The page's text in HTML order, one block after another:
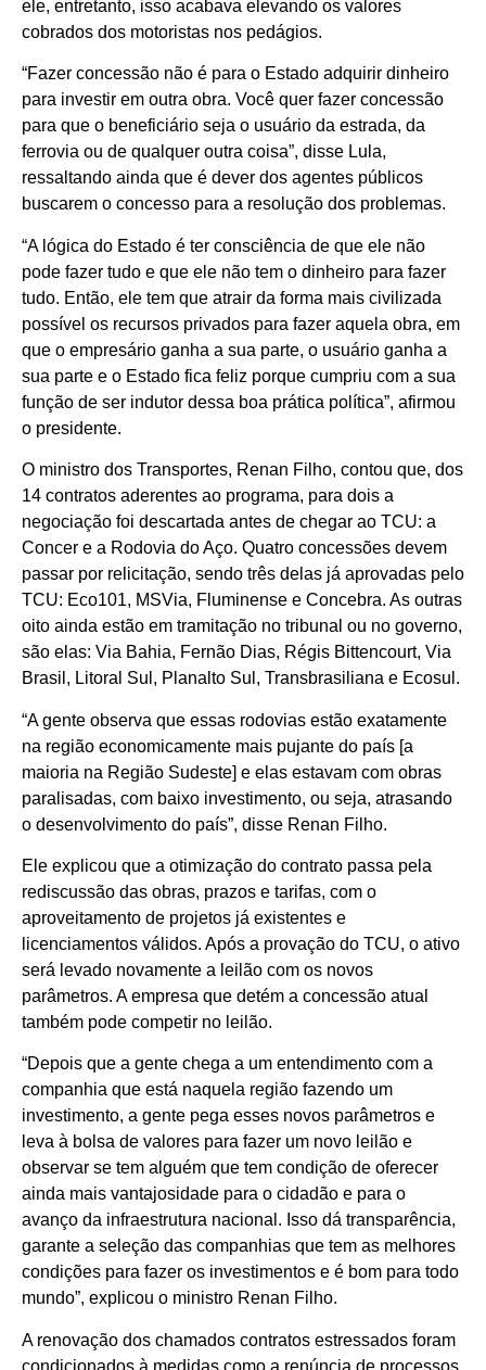
ele, entretanto, isso acabava elevando os valores
cobrados dos motoristas nos pedágios.
“Fazer concessão não é para o Estado adquirir dinheiro
para investir em outra obra. Você quer fazer concessão
para que o beneficiário seja o usuário da estrada, da
ferrovia ou de qualquer outra coisa”, disse Lula,
ressaltando ainda que é dever dos agentes públicos
buscarem o concesso para a resolução dos problemas.
“A lógica do Estado é ter consciência de que ele não
pode fazer tudo e que ele não tem o dinheiro para fazer
tudo. Então, ele tem que atrair da forma mais civilizada
possível os recursos privados para fazer aquela obra, em
que o empresário ganha a sua parte, o usuário ganha a
sua parte e o Estado fica feliz porque cumpriu com a sua
função de ser indutor dessa boa prática política”, afirmou
o presidente.
O ministro dos Transportes, Renan Filho, contou que, dos
14 contratos aderentes ao programa, para dois a
negociação foi descartada antes de chegar ao TCU: a
Concer e a Rodovia do Aço. Quatro concessões devem
passar por relicitação, sendo três delas já aprovadas pelo
TCU: Eco101, MSVia, Fluminense e Concebra. As outras
oito ainda estão em tramitação no tribunal ou no governo,
são elas: Via Bahia, Fernão Dias, Régis Bittencourt, Via
Brasil, Litoral Sul, Planalto Sul, Transbrasiliana e Ecosul.
“A gente observa que essas rodovias estão exatamente
na região economicamente mais pujante do país [a
maioria na Região Sudeste] e elas estavam com obras
paralisadas, com baixo investimento, ou seja, atrasando
o desenvolvimento do país”, disse Renan Filho.
Ele explicou que a otimização do contrato passa pela
rediscussão das obras, prazos e tarifas, com o
aproveitamento de projetos já existentes e
licenciamentos válidos. Após a provação do TCU, o ativo
será levado novamente a leilão com os novos
parâmetros. A empresa que detém a concessão atual
também pode competir no leilão.
“Depois que a gente chega a um entendimento com a
companhia que está naquela região fazendo um
investimento, a gente pega esses novos parâmetros e
leva à bolsa de valores para fazer um novo leilão e
observar se tem alguém que tem condição de oferecer
ainda mais vantajosidade para o cidadão e para o
avanço da infraestrutura nacional. Isso dá transparência,
garante a seleção das companhias que tem as melhores
condições para fazer os investimentos e é bom para todo
mundo”, explicou o ministro Renan Filho.
A renovação dos chamados contratos estressados foram
condicionados à medidas como a renúncia de processos